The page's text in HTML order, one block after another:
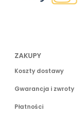
ZAKUPY
Koszty dostawy
Gwarancja i zwroty
Płatności